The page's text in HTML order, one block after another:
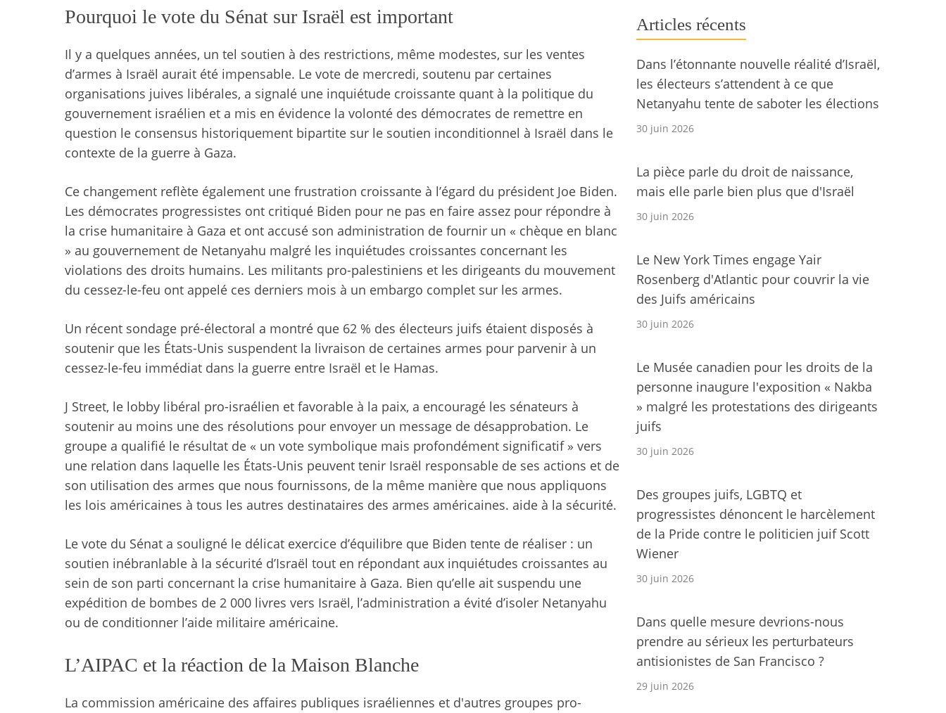
Pourquoi le vote du Sénat sur Israël est important
Il y a quelques années, un tel soutien à des restrictions, même modestes, sur les ventes
d’armes à Israël aurait été impensable. Le vote de mercredi, soutenu par certaines
organisations juives libérales, a signalé une inquiétude croissante quant à la politique du
gouvernement israélien et a mis en évidence la volonté des démocrates de remettre en
question le consensus historiquement bipartite sur le soutien inconditionnel à Israël dans le
contexte de la guerre à Gaza.
Ce changement reflète également une frustration croissante à l’égard du président Joe Biden.
Les démocrates progressistes ont critiqué Biden pour ne pas en faire assez pour répondre à
la crise humanitaire à Gaza et ont accusé son administration de fournir un « chèque en blanc
» au gouvernement de Netanyahu malgré les inquiétudes croissantes concernant les
violations des droits humains. Les militants pro-palestiniens et les dirigeants du mouvement
du cessez-le-feu ont appelé ces derniers mois à un embargo complet sur les armes.
Un récent sondage pré-électoral a montré que 62 % des électeurs juifs étaient disposés à
soutenir que les États-Unis suspendent la livraison de certaines armes pour parvenir à un
cessez-le-feu immédiat dans la guerre entre Israël et le Hamas.
J Street, le lobby libéral pro-israélien et favorable à la paix, a encouragé les sénateurs à
soutenir au moins une des résolutions pour envoyer un message de désapprobation. Le
groupe a qualifié le résultat de « un vote symbolique mais profondément significatif » vers
une relation dans laquelle les États-Unis peuvent tenir Israël responsable de ses actions et de
son utilisation des armes que nous fournissons, de la même manière que nous appliquons
les lois américaines à tous les autres destinataires des armes américaines. aide à la sécurité.
Le vote du Sénat a souligné le délicat exercice d’équilibre que Biden tente de réaliser : un
soutien inébranlable à la sécurité d’Israël tout en répondant aux inquiétudes croissantes au
sein de son parti concernant la crise humanitaire à Gaza. Bien qu’elle ait suspendu une
expédition de bombes de 2 000 livres vers Israël, l’administration a évité d’isoler Netanyahu
ou de conditionner l’aide militaire américaine.
L’AIPAC et la réaction de la Maison Blanche
La commission américaine des affaires publiques israéliennes et d'autres groupes pro-
Articles récents
Dans l’étonnante nouvelle réalité d’Israël,
les électeurs s’attendent à ce que
Netanyahu tente de saboter les élections
30 juin 2026
La pièce parle du droit de naissance,
mais elle parle bien plus que d'Israël
30 juin 2026
Le New York Times engage Yair
Rosenberg d'Atlantic pour couvrir la vie
des Juifs américains
30 juin 2026
Le Musée canadien pour les droits de la
personne inaugure l'exposition « Nakba
» malgré les protestations des dirigeants
juifs
30 juin 2026
Des groupes juifs, LGBTQ et
progressistes dénoncent le harcèlement
de la Pride contre le politicien juif Scott
Wiener
30 juin 2026
Dans quelle mesure devrions-nous
prendre au sérieux les perturbateurs
antisionistes de San Francisco ?
29 juin 2026